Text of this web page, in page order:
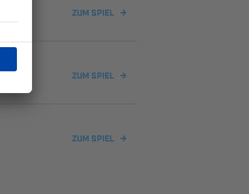
ZUM SPIEL
ZUM SPIEL
ZUM SPIEL